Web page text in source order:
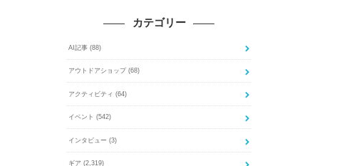
カテゴリー
AI記事 (88)
アウトドアショップ (68)
アクティビティ (64)
イベント (542)
インタビュー (3)
ギア (2,319)